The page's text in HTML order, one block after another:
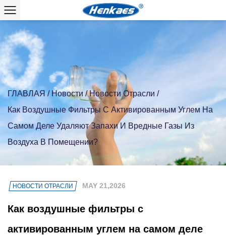
ГЛАВЛАЯ/ Новости /Новости Отрасли /
Как Воздушные Фильтры С Активированным Углем На
Самом Деле Удаляют Запахи И Вредные Газы Из
Воздуха В Помещении?
НОВОСТИ ОТРАСЛИ MAY 21,2026
Как воздушные фильтры с
активированным углем на самом деле